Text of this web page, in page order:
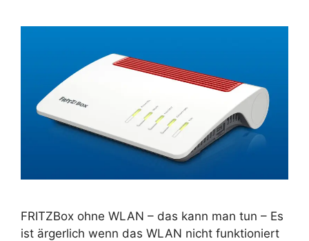
FRITZBox ohne WLAN – das kann man tun – Es
ist ärgerlich wenn das WLAN nicht funktioniert